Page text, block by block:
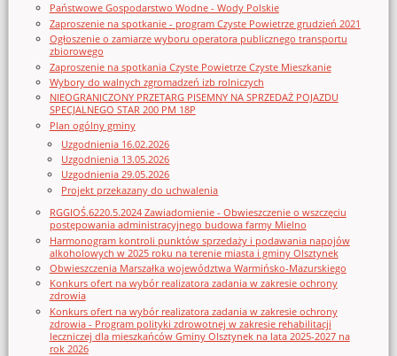
Państwowe Gospodarstwo Wodne - Wody Polskie
Zaproszenie na spotkanie - program Czyste Powietrze grudzień 2021
Ogłoszenie o zamiarze wyboru operatora publicznego transportu
zbiorowego
Zaproszenie na spotkania Czyste Powietrze Czyste Mieszkanie
Wybory do walnych zgromadzeń izb rolniczych
NIEOGRANICZONY PRZETARG PISEMNY NA SPRZEDAŻ POJAZDU
SPECJALNEGO STAR 200 PM 18P
Plan ogólny gminy
Uzgodnienia 16.02.2026
Uzgodnienia 13.05.2026
Uzgodnienia 29.05.2026
Projekt przekazany do uchwalenia
RGGIOŚ.6220.5.2024 Zawiadomienie - Obwieszczenie o wszczęciu
postępowania administracyjnego budowa farmy Mielno
Harmonogram kontroli punktów sprzedaży i podawania napojów
alkoholowych w 2025 roku na terenie miasta i gminy Olsztynek
Obwieszczenia Marszałka województwa Warmińsko-Mazurskiego
Konkurs ofert na wybór realizatora zadania w zakresie ochrony
zdrowia
Konkurs ofert na wybór realizatora zadania w zakresie ochrony
zdrowia - Program polityki zdrowotnej w zakresie rehabilitacji
leczniczej dla mieszkańców Gminy Olsztynek na lata 2025-2027 na
rok 2026